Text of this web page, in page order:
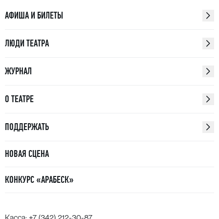
Лучшая работа режиссера в опере — Анна
Лучшая женская роль в опере — Наталья
Лучшая мужская роль в опере — Константин
«Арт-Лаборатории» — совместный проект
искусства «Территория» и компании СИБУР.
АФИША И БИЛЕТЫ
ЛЮДИ ТЕАТРА
ЖУРНАЛ
О ТЕАТРЕ
ПОДДЕРЖАТЬ
НОВАЯ СЦЕНА
КОНКУРС «АРАБЕСК»